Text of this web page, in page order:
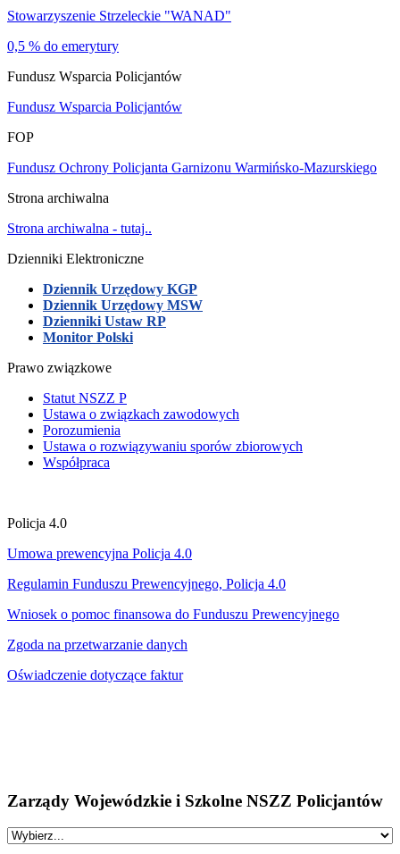
Stowarzyszenie Strzeleckie "WANAD"
0,5 % do emerytury
Fundusz Wsparcia Policjantów
Fundusz Wsparcia Policjantów
FOP
Fundusz Ochrony Policjanta Garnizonu Warmińsko-Mazurskiego
Strona archiwalna
Strona archiwalna - tutaj..
Dzienniki Elektroniczne
Dziennik Urzędowy KGP
Dziennik Urzędowy MSW
Dzienniki Ustaw RP
Monitor Polski
Prawo związkowe
Statut NSZZ P
Ustawa o związkach zawodowych
Porozumienia
Ustawa o rozwiązywaniu sporów zbiorowych
Współpraca
Policja 4.0
Umowa prewencyjna Policja 4.0
Regulamin Funduszu Prewencyjnego, Policja 4.0
Wniosek o pomoc finansowa do Funduszu Prewencyjnego
Zgoda na przetwarzanie danych
Oświadczenie dotyczące faktur
Zarządy Wojewódzkie i Szkolne NSZZ Policjantów